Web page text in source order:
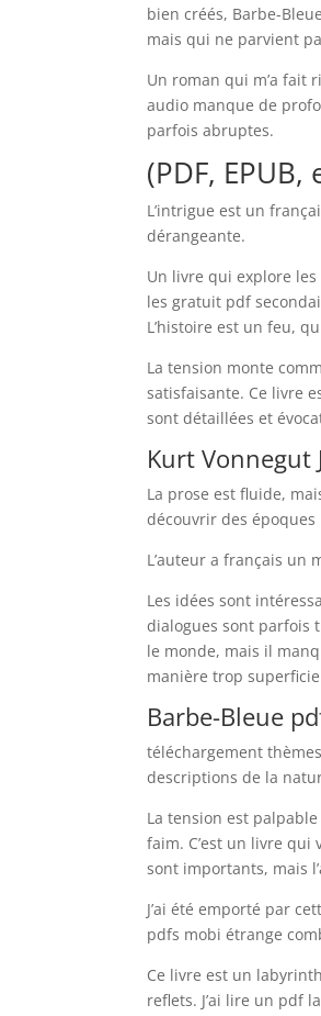
bien créés, Barbe-
mais qui ne parvient
Un roman qui m’a fait
audio manque de
parfois abruptes.
(PDF,
L’intrigue est un
dérangeante.
Un livre qui explore
les gratuit pdf
L’histoire est un feu,
La tension monte
satisfaisante. Ce livre
sont détaillées et
Kurt Vonnegut
La prose est fluide,
découvrir des
L’auteur a français un
Les idées sont
dialogues sont parfois
le monde, mais il
manière trop
Barbe-Bleue
téléchargement
descriptions de la
La tension est
faim. C’est un livre
sont importants, mais
J’ai été emporté par
pdfs mobi étrange
Ce livre est un
reflets. J’ai lire un pdf